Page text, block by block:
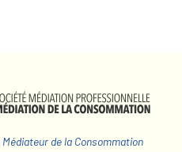
Médiateur de la Consommation